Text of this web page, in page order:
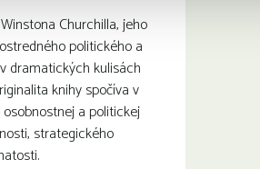
Churchilla, jeho
politického a
dramatických kulisách
knihy spočíva v
a politickej
strategického